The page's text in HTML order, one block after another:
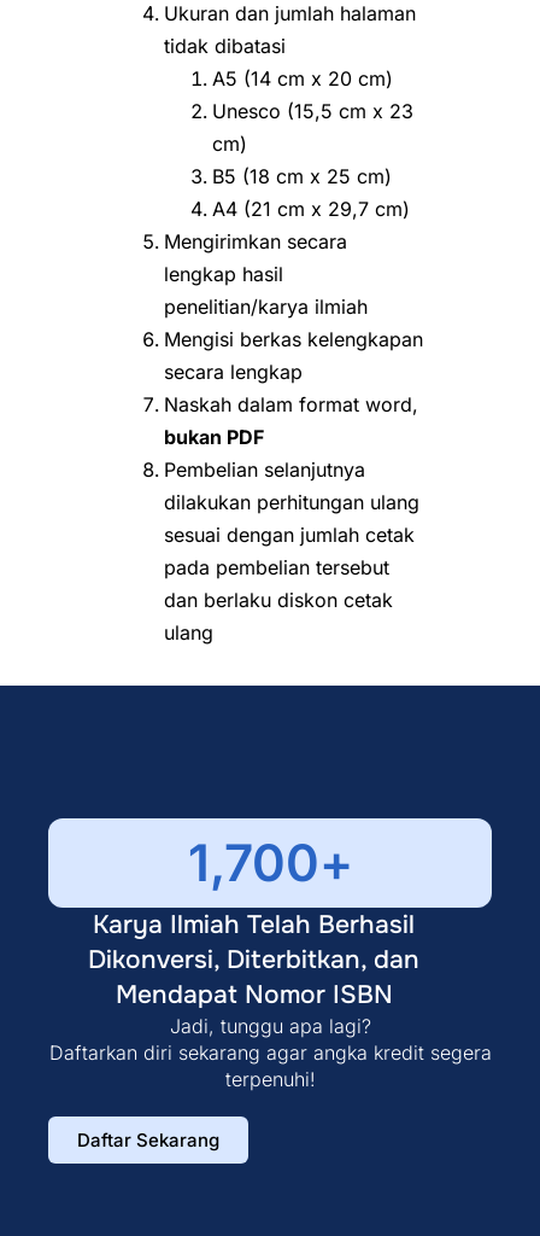
Ukuran dan jumlah halaman
tidak dibatasi
A5 (14 cm x 20 cm)
Unesco (15,5 cm x 23
cm)
B5 (18 cm x 25 cm)
A4 (21 cm x 29,7 cm)
Mengirimkan secara
lengkap hasil
penelitian/karya ilmiah
Mengisi berkas kelengkapan
secara lengkap
Naskah dalam format word,
bukan PDF
Pembelian selanjutnya
dilakukan perhitungan ulang
sesuai dengan jumlah cetak
pada pembelian tersebut
dan berlaku diskon cetak
ulang
1,700+
Karya Ilmiah Telah Berhasil
Dikonversi, Diterbitkan, dan
Mendapat Nomor ISBN
Jadi, tunggu apa lagi?
Daftarkan diri sekarang agar angka kredit segera
terpenuhi!
Daftar Sekarang